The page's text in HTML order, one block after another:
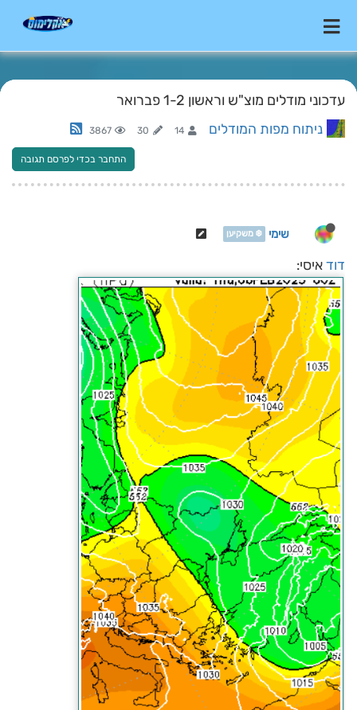
עדכוני מודלים מוצ"ש וראשון 1-2 פברואר
ניתוח מפות המודלים 14
30
3867
התחבר בכדי לפרסם תגובה
שימי ❄️ משקיען
דוד איסי: